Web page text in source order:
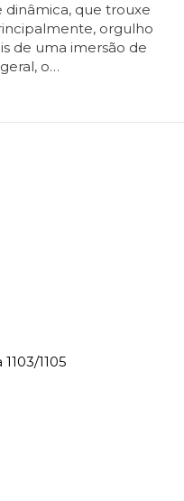
que trouxe
orgulho
de uma imersão de
o…
1105